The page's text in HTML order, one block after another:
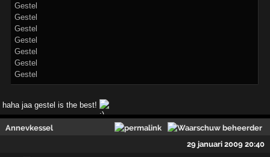
Gestel
Gestel
Gestel
Gestel
Gestel
Gestel
Gestel
haha jaa gestel is the best!
Annevkessel
29 januari 2009 20:40